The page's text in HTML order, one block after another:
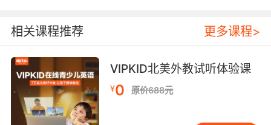
相关课程推荐 更多课程>
VIPKID北美外教试听体验课
¥0 原价688元